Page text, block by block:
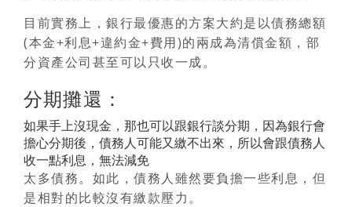
目前實務上，銀行最優惠的方案大約是以債務總額
(本金+利息+違約金+費用)的兩成為清償金額，部
分資產公司甚至可以只收一成。
分期攤還：
如果手上沒現金，那也可以跟銀行談分期，因為銀行會
擔心分期後，債務人可能又繳不出來，所以會跟債務人
收一點利息，無法減免
太多債務。如此，債務人雖然要負擔一些利息，但
是相對的比較沒有繳款壓力。